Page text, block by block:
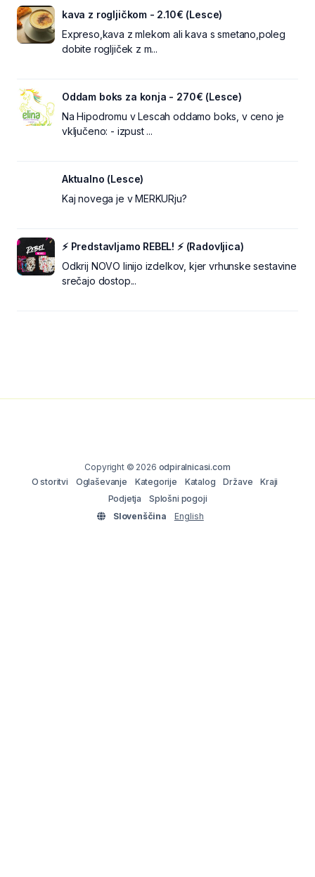
kava z rogljičkom - 2.10€ (Lesce)
Expreso,kava z mlekom ali kava s smetano,poleg
dobite rogljiček z m...
Oddam boks za konja - 270€ (Lesce)
Na Hipodromu v Lescah oddamo boks, v ceno je
vključeno: - izpust ...
Aktualno (Lesce)
Kaj novega je v MERKURju?
⚡ Predstavljamo REBEL! ⚡ (Radovljica)
Odkrij NOVO linijo izdelkov, kjer vrhunske sestavine
srečajo dostop...
Copyright © 2026 odpiralnicasi.com
O storitvi
Oglaševanje Kategorije Katalog Države
Kraji
Podjetja
Splošni pogoji
Slovenščina
English